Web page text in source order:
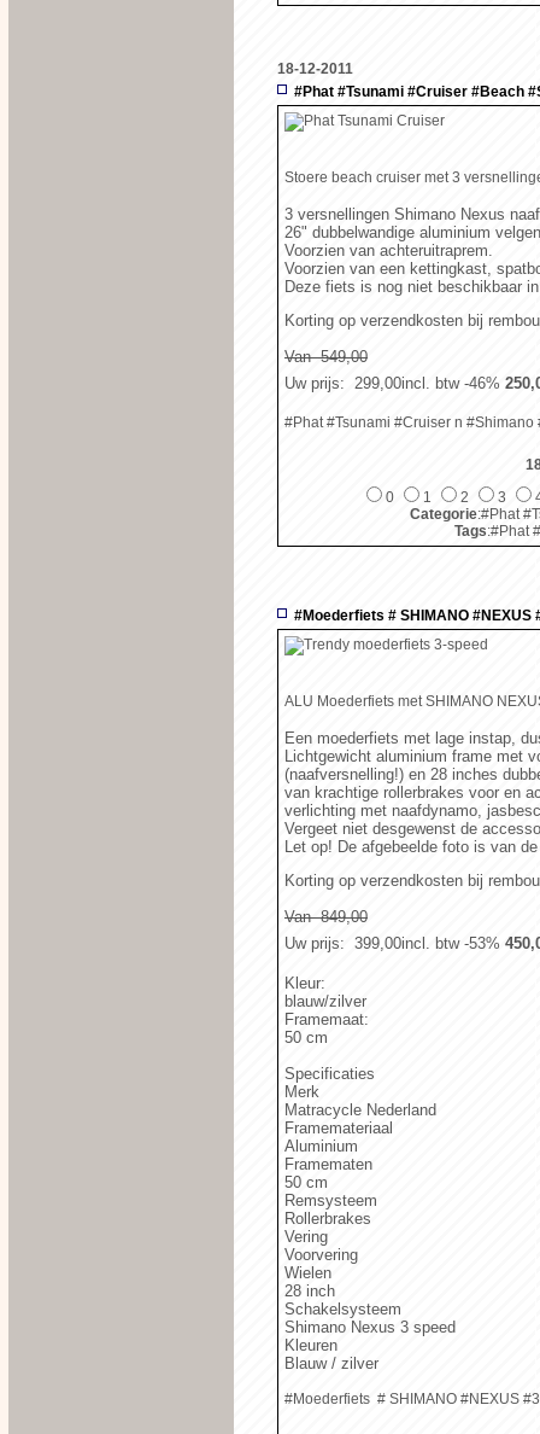
18-12-2011
#Phat #Tsunami #Cruiser #Beach
Stoere beach cruiser met 3
3 versnellingen Shimano Nexus
26" dubbelwandige aluminium
Voorzien van achteruitraprem.
Voorzien van een kettingkast,
Deze fiets is nog niet beschikbaar
Korting op verzendkosten bij
Van  549,00
Uw prijs:  299,00incl. btw -46% 
#Phat #Tsunami #Cruiser n #Shimano
0
1 2 3
Categorie:#Phat
Tags:#Phat
#Moederfiets # SHIMANO #NEXUS
ALU Moederfiets met SHIMANO
Een moederfiets met lage instap,
Lichtgewicht aluminium frame met
(naafversnelling!) en 28 inches
van krachtige rollerbrakes voor en
verlichting met naafdynamo,
Vergeet niet desgewenst de
Let op! De afgebeelde foto is van
Korting op verzendkosten bij
Van  849,00
Uw prijs:  399,00incl. btw -53% 
Kleur:
blauw/zilver
Framemaat:
50 cm
Specificaties
Merk
Matracycle Nederland
Framemateriaal
Aluminium
Framematen
50 cm
Remsysteem
Rollerbrakes
Vering
Voorvering
Wielen
28 inch
Schakelsysteem
Shimano Nexus 3 speed
Kleuren
Blauw / zilver
#Moederfiets # SHIMANO #NEXUS